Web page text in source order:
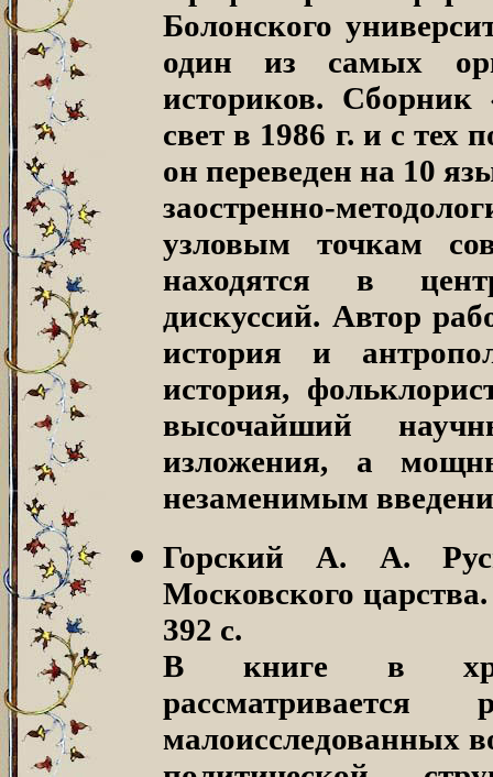
Болонского
один из самых
историков.
свет в 1986 г. и с
он переведен на 10
заостренно-
узловым точкам
находятся в
дискуссий. Автор
история и
история,
высочайший
изложения, а
незаменимым
Горский А. А.
Московского царства.
392 с.
В книге в
малоисследованных